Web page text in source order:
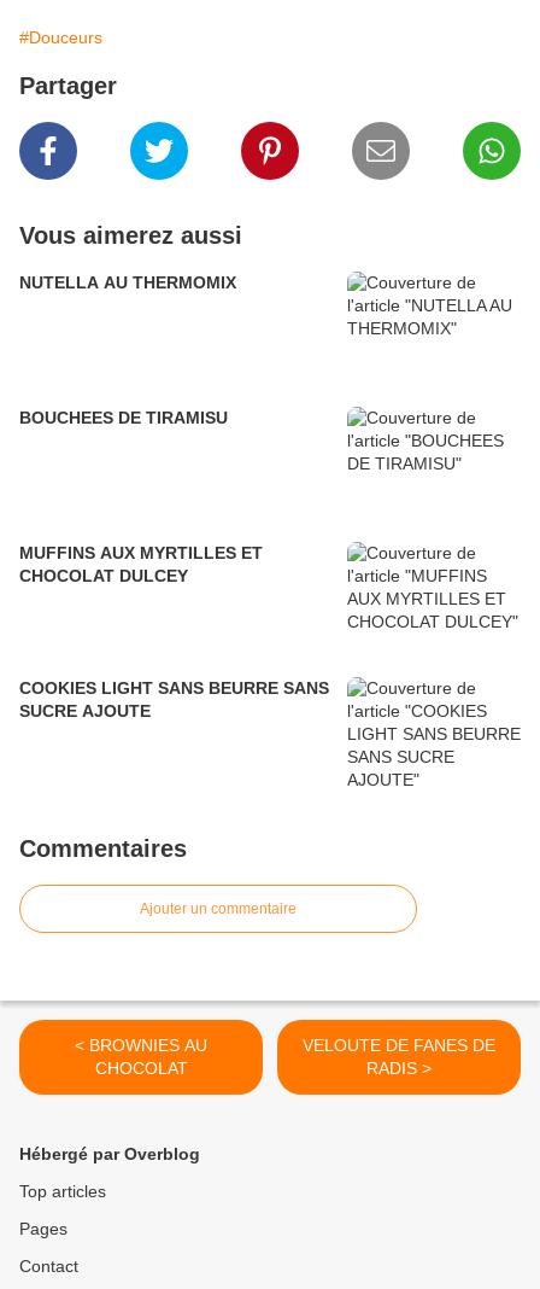
#Douceurs
Partager
Vous aimerez aussi
NUTELLA AU THERMOMIX
BOUCHEES DE TIRAMISU
MUFFINS AUX MYRTILLES ET
CHOCOLAT DULCEY
COOKIES LIGHT SANS BEURRE SANS
SUCRE AJOUTE
Commentaires
Ajouter un commentaire
< BROWNIES AU
CHOCOLAT
VELOUTE DE FANES DE
RADIS >
Hébergé par Overblog
Top articles
Pages
Contact